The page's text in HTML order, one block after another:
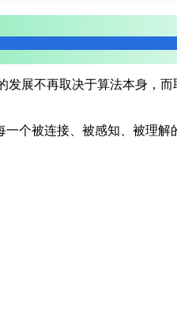
展不再取决于算法本身，
个被连接、被感知、被理解